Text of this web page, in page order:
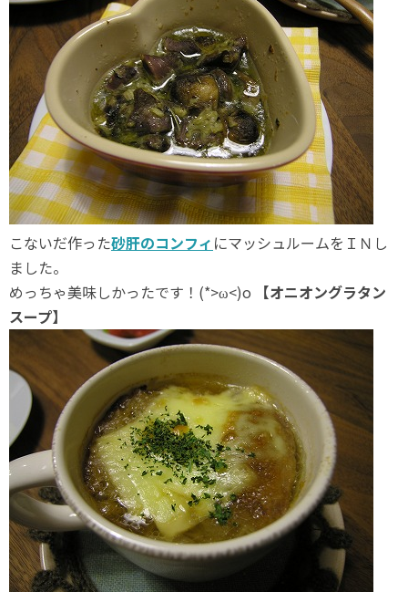
こないだ作った砂肝のコンフィ にマッシュルームをＩＮし
ました。
めっちゃ美味しかったです！(*>ω<)o
【オニオングラタン
スープ】